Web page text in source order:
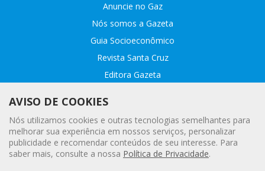
Anuncie no Gaz
Nós somos a Gazeta
Guia Socioeconômico
Revista Santa Cruz
Editora Gazeta
Fale conosco
Webmail
Assinatura Premiada
AVISO DE COOKIES
Nós utilizamos cookies e outras tecnologias semelhantes para
melhorar sua experiência em nossos serviços, personalizar
publicidade e recomendar conteúdos de seu interesse. Para
saber mais, consulte a nossa Política de Privacidade.